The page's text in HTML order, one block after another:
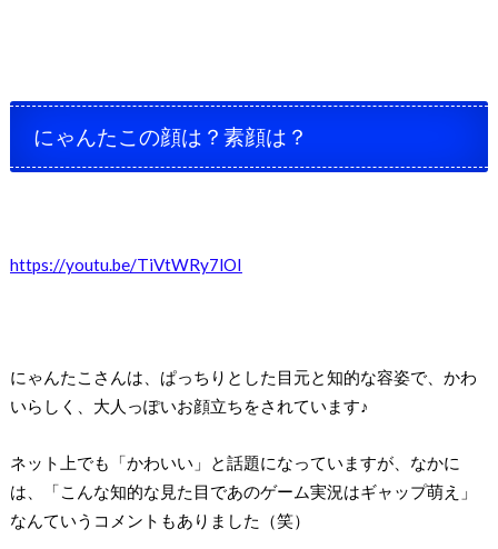
にゃんたこの顔は？素顔は？
https://youtu.be/TiVtWRy7lOI
にゃんたこさんは、ぱっちりとした目元と知的な容姿で、かわ
いらしく、大人っぽいお顔立ちをされています♪
ネット上でも「かわいい」と話題になっていますが、なかに
は、「こんな知的な見た目であのゲーム実況はギャップ萌え」
なんていうコメントもありました（笑）